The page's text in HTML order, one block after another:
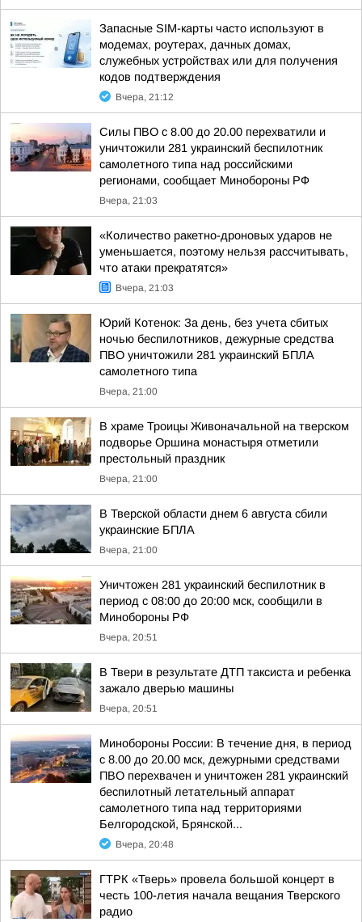
Запасные SIM-карты часто используют в
модемах, роутерах, дачных домах,
служебных устройствах или для получения
кодов подтверждения
Вчера, 21:12
Силы ПВО с 8.00 до 20.00 перехватили и
уничтожили 281 украинский беспилотник
самолетного типа над российскими
регионами, сообщает Минобороны РФ
Вчера, 21:03
«Количество ракетно-дроновых ударов не
уменьшается, поэтому нельзя рассчитывать,
что атаки прекратятся»
Вчера, 21:03
Юрий Котенок: За день, без учета сбитых
ночью беспилотников, дежурные средства
ПВО уничтожили 281 украинский БПЛА
самолетного типа
Вчера, 21:00
В храме Троицы Живоначальной на тверском
подворье Оршина монастыря отметили
престольный праздник
Вчера, 21:00
В Тверской области днем 6 августа сбили
украинские БПЛА
Вчера, 21:00
Уничтожен 281 украинский беспилотник в
период с 08:00 до 20:00 мск, сообщили в
Минобороны РФ
Вчера, 20:51
В Твери в результате ДТП таксиста и ребенка
зажало дверью машины
Вчера, 20:51
Минобороны России: В течение дня, в период
с 8.00 до 20.00 мск, дежурными средствами
ПВО перехвачен и уничтожен 281 украинский
беспилотный летательный аппарат
самолетного типа над территориями
Белгородской, Брянской...
Вчера, 20:48
ГТРК «Тверь» провела большой концерт в
честь 100-летия начала вещания Тверского
радио